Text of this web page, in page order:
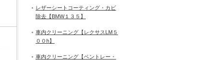
レザーシートコーティング・カビ
除去【BMW１３５】
車内クリーニング【レクサスLM５
００h】
車内クリーニング【ベントレー・